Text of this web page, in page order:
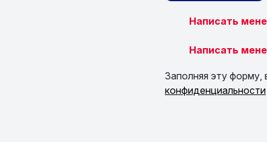
Написать
Написать
Заполняя эту форму,
конфиденциальности